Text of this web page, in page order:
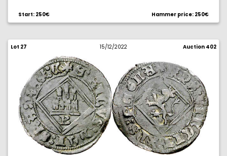
Start: 250€ Hammer price: 250€
Lot 27 15/12/2022 Auction 402